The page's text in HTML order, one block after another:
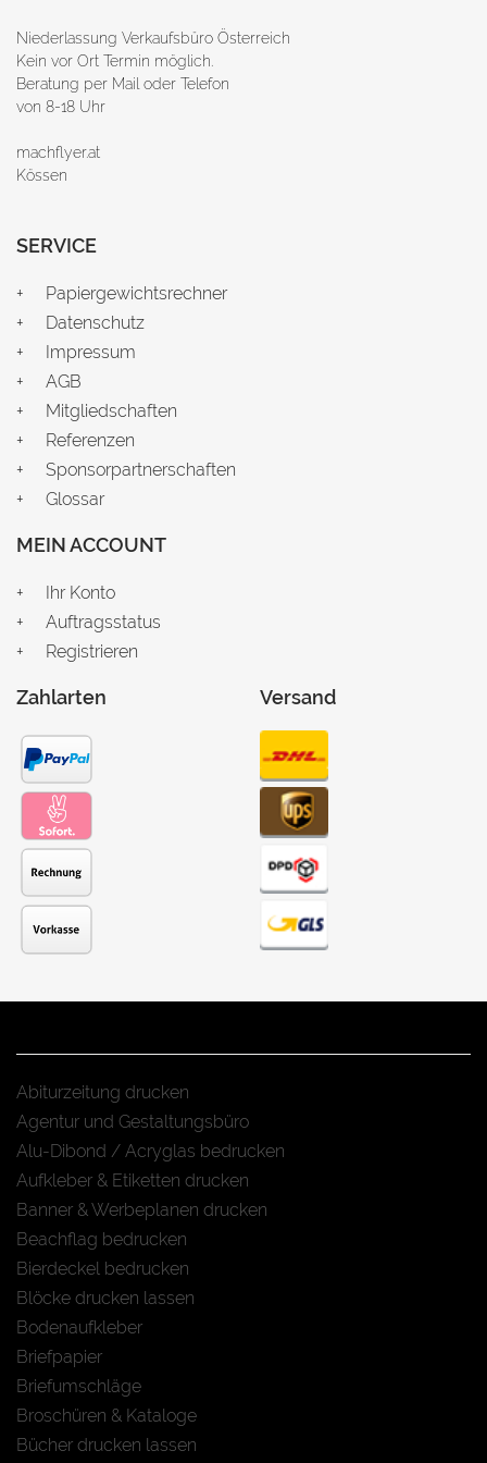
Niederlassung Verkaufsbüro Österreich
Kein vor Ort Termin möglich.
Beratung per Mail oder Telefon
von 8-18 Uhr
machflyer.at
Kössen
SERVICE
Papiergewichtsrechner
Datenschutz
Impressum
AGB
Mitgliedschaften
Referenzen
Sponsorpartnerschaften
Glossar
MEIN ACCOUNT
Ihr Konto
Auftragsstatus
Registrieren
Zahlarten Versand
Abiturzeitung drucken
Agentur und Gestaltungsbüro
Alu-Dibond / Acryglas bedrucken
Aufkleber & Etiketten drucken
Banner & Werbeplanen drucken
Beachflag bedrucken
Bierdeckel bedrucken
Blöcke drucken lassen
Bodenaufkleber
Briefpapier
Briefumschläge
Broschüren & Kataloge
Bücher drucken lassen